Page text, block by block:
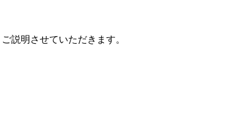
説明させていただきます。